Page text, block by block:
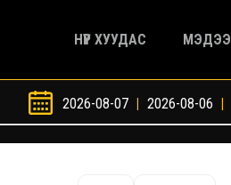
НҮҮР ХУУДАС МЭДЭЭ
2026-08-07 | 2026-08-06 |